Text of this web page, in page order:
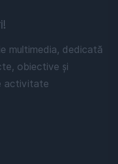
multimedia, dedicată
obiective și
activitate